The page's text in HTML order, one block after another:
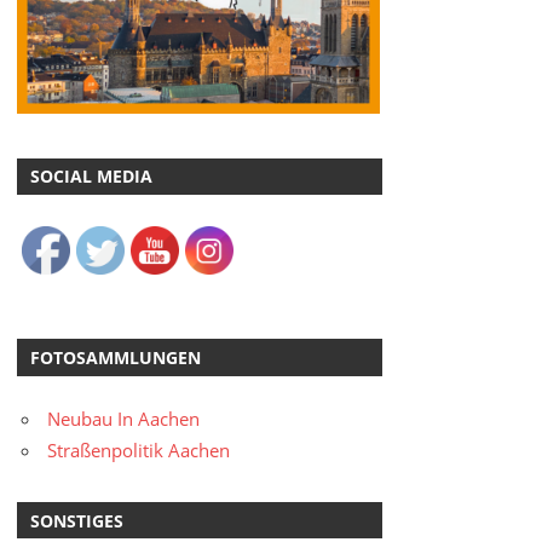
SOCIAL MEDIA
FOTOSAMMLUNGEN
Neubau In Aachen
Straßenpolitik Aachen
SONSTIGES